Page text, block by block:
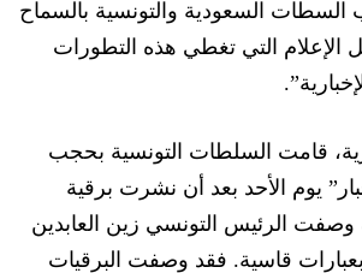
السطات السعودية والتونسية بالسماح
الإعلام التي تغطي هذه التطورات
قامت السلطات التونسية بحجب
يوم الأحد بعد أن نشرت برقية
وصفت الرئيس التونسي زين العابدين
ارات قاسية. فقد وصفت البرقيات